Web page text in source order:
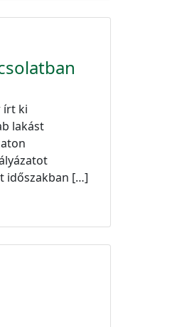
írt ki
lakást
időszakban […]